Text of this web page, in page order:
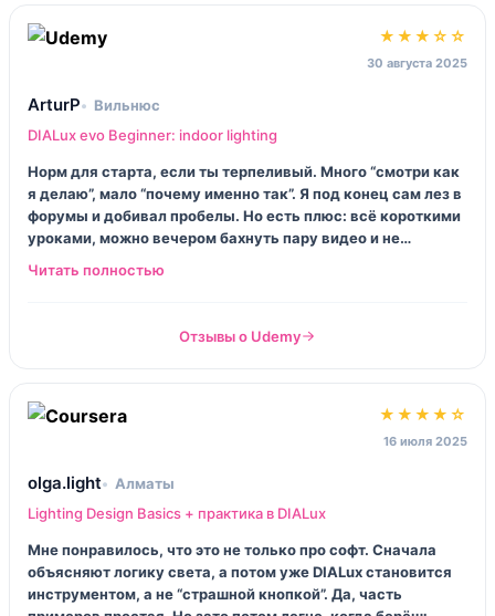
★★★☆☆
30 августа 2025
ArturP
Вильнюс
DIALux evo Beginner: indoor lighting
Норм для старта, если ты терпеливый. Много “смотри как
я делаю”, мало “почему именно так”. Я под конец сам лез в
форумы и добивал пробелы. Но есть плюс: всё короткими
уроками, можно вечером бахнуть пару видео и не
умереть. Для меня, как для человека вечно в дороге, это
Отзывы о Udemy
★★★★☆
16 июля 2025
olga.light
Алматы
Lighting Design Basics + практика в DIALux
Мне понравилось, что это не только про софт. Сначала
объясняют логику света, а потом уже DIALux становится
инструментом, а не “страшной кнопкой”. Да, часть